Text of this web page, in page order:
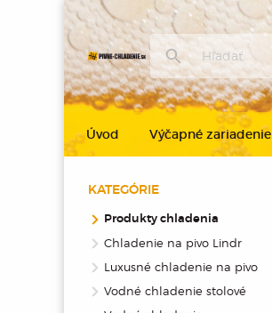
KATEGÓRIE
Produkty chladenia
Chladenie na pivo Lindr
Luxusné chladenie na pivo
Vodné chladenie stolové
Úvod Výčapné zariadenie